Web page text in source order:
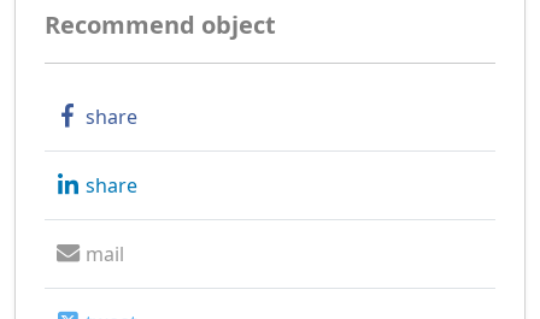
Recommend object
share
share
mail